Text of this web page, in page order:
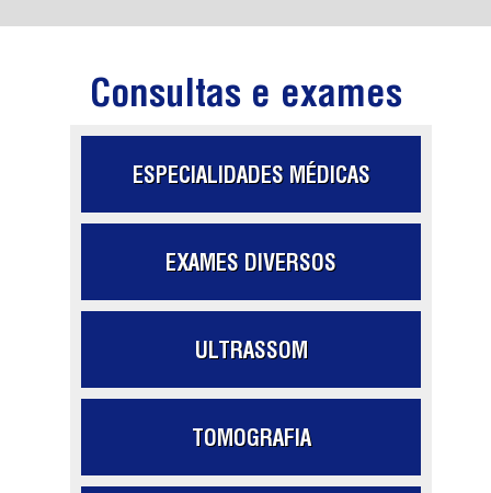
Consultas e exames
ESPECIALIDADES MÉDICAS
EXAMES DIVERSOS
ULTRASSOM
TOMOGRAFIA